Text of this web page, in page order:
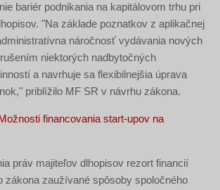
bariér podnikania na kapitálovom trhu pri
"Na základe poznatkov z aplikačnej
náročnosť vydávania nových
niektorých nadbytočných
a navrhuje sa flexibilnejšia úprava
priblížilo MF SR v návrhu zákona.
Možnosti financovania start-upov na
práv majiteľov dlhopisov rezort financií
zákona zaužívané spôsoby spoločného